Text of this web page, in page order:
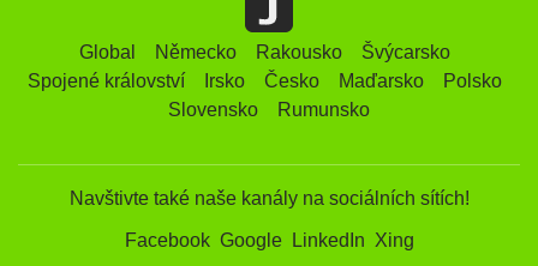
Global Německo Rakousko
Švýcarsko
Spojené království
Irsko Česko Maďarsko
Polsko
Slovensko
Rumunsko
Navštivte také naše kanály na sociálních sítích!
Facebook Google LinkedIn Xing